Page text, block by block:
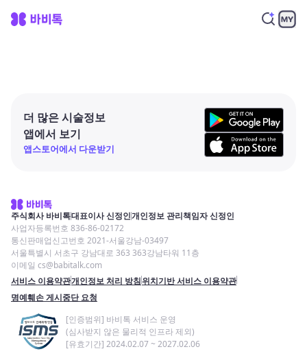
더 많은 시술정보
앱에서 보기
앱스토어에서 다운받기
주식회사 바비톡대표이사 신정인개인정보 관리책임자 신정인
사업자등록번호 836-86-02172
통신판매업신고번호 2021-서울강남-03497
서울특별시 서초구 강남대로 363 363강남타워 11층
이메일 cs@babitalk.com
서비스 이용약관개인정보 처리 방침위치기반 서비스 이용약관
명예훼손 게시중단 요청
[인증범위] 바비톡 서비스 운영
(심사받지 않은 물리적 인프라 제외)
[유효기간] 2024.02.07 ~ 2027.02.06